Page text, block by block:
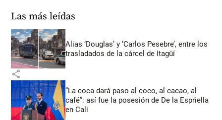
Las más leídas
Alias ‘Douglas’ y ‘Carlos Pesebre’, entre los
trasladados de la cárcel de Itagüí
share
“La coca dará paso al coco, al cacao, al
café”: así fue la posesión de De la Espriella
en Cali